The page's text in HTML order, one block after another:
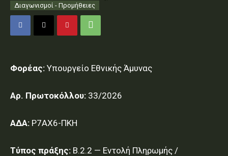
Διαγωνισμοί - Προμήθειες
Φορέας: Υπουργείο Εθνικής Άμυνας
Αρ. Πρωτοκόλλου: 33/2026
ΑΔΑ: Ρ7ΑΧ6-ΠΚΗ
Τύπος πράξης: Β.2.2 — Εντολή Πληρωμής /